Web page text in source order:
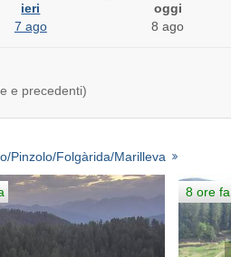
ieri
7 ago
oggi
8 ago
e precedenti)
Pinzolo/Folgàrida/Marilleva
8 ore fa